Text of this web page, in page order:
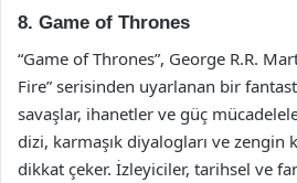
8. Game of Thrones
“Game of Thrones”, George R.R.
Fire” serisinden uyarlanan bir
savaşlar, ihanetler ve güç
dizi, karmaşık diyalogları ve zengin
dikkat çeker. İzleyiciler, tarihsel ve